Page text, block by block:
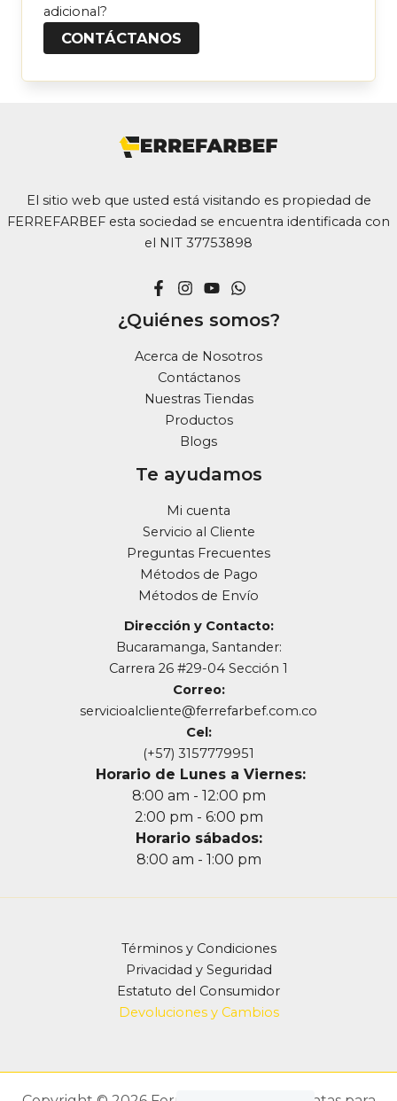
adicional?
CONTÁCTANOS
El sitio web que usted está visitando es propiedad de
FERREFARBEF esta sociedad se encuentra identificada con
el NIT 37753898
¿Quiénes somos?
Acerca de Nosotros
Contáctanos
Nuestras Tiendas
Productos
Blogs
Te ayudamos
Mi cuenta
Servicio al Cliente
Preguntas Frecuentes
Métodos de Pago
Métodos de Envío
Dirección y Contacto:
Bucaramanga, Santander:
Carrera 26 #29-04 Sección 1
Correo:
servicioalcliente@ferrefarbef.com.co
Cel:
(+57) 3157779951
Horario de Lunes a Viernes:
8:00 am - 12:00 pm
2:00 pm - 6:00 pm
Horario sábados:
8:00 am - 1:00 pm
Términos y Condiciones
Privacidad y Seguridad
Estatuto del Consumidor
Devoluciones y Cambios